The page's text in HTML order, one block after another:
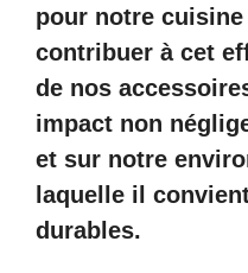
pour notre
contribuer à cet
de nos
impact non
et sur notre
laquelle il
durables.